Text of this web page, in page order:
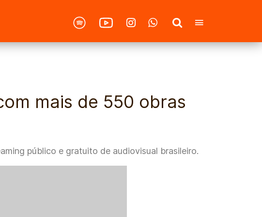
mais de 550 obras
público e gratuito de audiovisual brasileiro.